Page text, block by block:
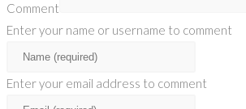
Comment
Enter your name or username to comment
Enter your email address to comment